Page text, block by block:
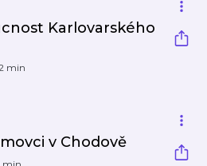
Karlovarského
min
v Chodově